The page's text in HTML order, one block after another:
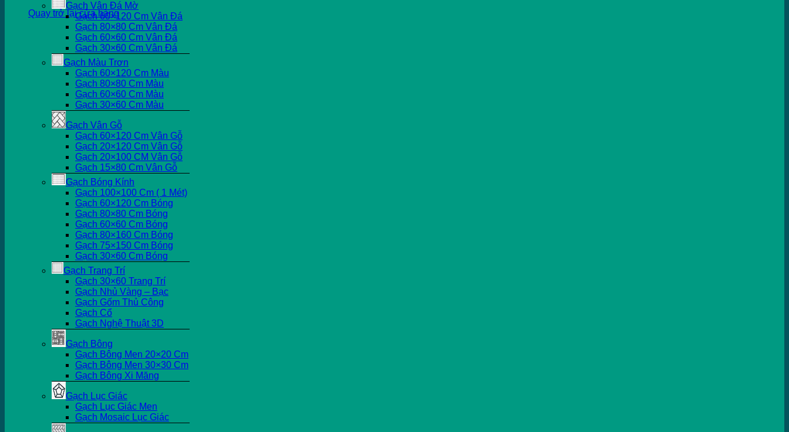
Quay trở lại cửa hàng
Gạch Vân Đá Mờ
Gạch 60×120 Cm Vân Đá
Gạch 80×80 Cm Vân Đá
Gạch 60×60 Cm Vân Đá
Gạch 30×60 Cm Vân Đá
Gạch Màu Trơn
Gạch 60×120 Cm Màu
Gạch 80×80 Cm Màu
Gạch 60×60 Cm Màu
Gạch 30×60 Cm Màu
Gạch Vân Gỗ
Gạch 60×120 Cm Vân Gỗ
Gạch 20×120 Cm Vân Gỗ
Gạch 20×100 CM Vân Gỗ
Gạch 15×80 Cm Vân Gỗ
Gạch Bóng Kính
Gạch 100×100 Cm ( 1 Mét)
Gạch 60×120 Cm Bóng
Gạch 80×80 Cm Bóng
Gạch 60×60 Cm Bóng
Gạch 80×160 Cm Bóng
Gạch 75×150 Cm Bóng
Gạch 30×60 Cm Bóng
Gạch Trang Trí
Gạch 30×60 Trang Trí
Gạch Nhủ Vàng – Bạc
Gạch Gốm Thủ Công
Gạch Cổ
Gạch Nghệ Thuật 3D
Gạch Bông
Gạch Bông Men 20×20 Cm
Gạch Bông Men 30×30 Cm
Gạch Bông Xi Măng
Gạch Lục Giác
Gạch Lục Giác Men
Gạch Mosaic Lục Giác